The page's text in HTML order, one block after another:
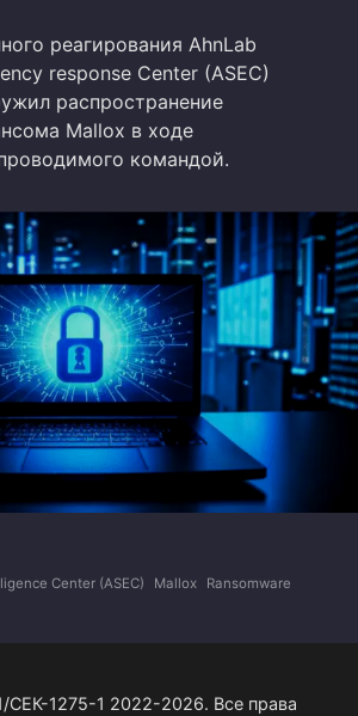
реагирования AhnLab
response Center (ASEC)
распространение
Mallox в ходе
командой.
Center (ASEC) Mallox Ransomware
СЕК-1275-1 2022-2026. Все права